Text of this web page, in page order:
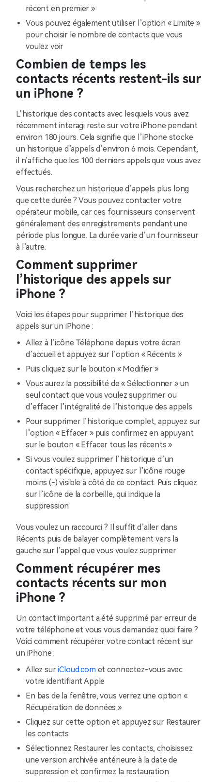
récent en premier »
Vous pouvez également utiliser l’option « Limite »
pour choisir le nombre de contacts que vous
voulez voir
Combien de temps les
contacts récents restent-ils sur
un iPhone ?
L’historique des contacts avec lesquels vous avez
récemment interagi reste sur votre iPhone pendant
environ 180 jours. Cela signifie que l’iPhone stocke
un historique d’appels d’environ 6 mois. Cependant,
il n’affiche que les 100 derniers appels que vous avez
effectués.
Vous recherchez un historique d’appels plus long
que cette durée ? Vous pouvez contacter votre
opérateur mobile, car ces fournisseurs conservent
généralement des enregistrements pendant une
période plus longue. La durée varie d’un fournisseur
à l’autre.
Comment supprimer
l’historique des appels sur
iPhone ?
Voici les étapes pour supprimer l’historique des
appels sur un iPhone :
Allez à l’icône Téléphone depuis votre écran
d’accueil et appuyez sur l’option « Récents »
Puis cliquez sur le bouton « Modifier »
Vous aurez la possibilité de « Sélectionner » un
seul contact que vous voulez supprimer ou
d’effacer l’intégralité de l’historique des appels
Pour supprimer l’historique complet, appuyez sur
l’option « Effacer » puis confirmez en appuyant
sur le bouton « Effacer tous les récents »
Si vous voulez supprimer l’historique d’un
contact spécifique, appuyez sur l’icône rouge
moins (-) visible à côté de ce contact. Puis cliquez
sur l’icône de la corbeille, qui indique la
suppression
Vous voulez un raccourci ? Il suffit d’aller dans
Récents puis de balayer complètement vers la
gauche sur l’appel que vous voulez supprimer
Comment récupérer mes
contacts récents sur mon
iPhone ?
Un contact important a été supprimé par erreur de
votre téléphone et vous vous demandez quoi faire ?
Voici comment récupérer votre contact récent sur
un iPhone :
Allez suriCloud.comet connectez-vous avec
votre identifiant Apple
En bas de la fenêtre, vous verrez une option «
Récupération de données »
Cliquez sur cette option et appuyez sur Restaurer
les contacts
Sélectionnez Restaurer les contacts, choisissez
une version archivée antérieure à la date de
suppression et confirmez la restauration